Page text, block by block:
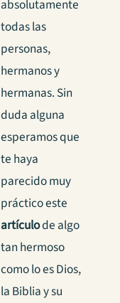
absolutamente
todas las
personas,
hermanos y
hermanas. Sin
duda alguna
esperamos que
te haya
parecido muy
práctico este
artículode algo
tan hermoso
como lo es Dios,
la Biblia y su